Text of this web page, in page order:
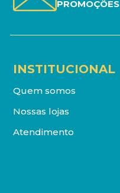
PROMOÇÕES
INSTITUCIONAL
Quem somos
Nossas lojas
Atendimento